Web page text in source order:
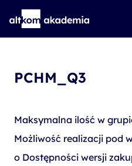
PCHM_Q3
Maksymalna ilość w
Możliwość realizacji pod
o Dostępności wersji